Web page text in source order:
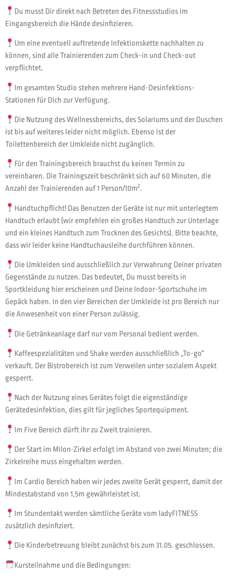
Du musst Dir direkt nach Betreten des Fitnessstudios im
Eingangsbereich die Hände desinfizieren.
Um eine eventuell auftretende Infektionskette nachhalten zu
können, sind alle Trainierenden zum Check-in und Check-out
verpflichtet.
Im gesamten Studio stehen mehrere Hand-Desinfektions-
Stationen für Dich zur Verfügung.
Die Nutzung des Wellnessbereichs, des Solariums und der Duschen
ist bis auf weiteres leider nicht möglich. Ebenso ist der
Toilettenbereich der Umkleide nicht zugänglich.
Für den Trainingsbereich brauchst du keinen Termin zu
vereinbaren. Die Trainingszeit beschränkt sich auf 60 Minuten, die
Anzahl der Trainierenden auf 1 Person/10m2.
Handtuchpflicht! Das Benutzen der Geräte ist nur mit unterlegtem
Handtuch erlaubt (wir empfehlen ein großes Handtuch zur Unterlage
und ein kleines Handtuch zum Trocknen des Gesichts). Bitte beachte,
dass wir leider keine Handtuchausleihe durchführen können.
Die Umkleiden sind ausschließlich zur Verwahrung Deiner privaten
Gegenstände zu nutzen. Das bedeutet, Du musst bereits in
Sportkleidung hier erscheinen und Deine Indoor-Sportschuhe im
Gepäck haben. In den vier Bereichen der Umkleide ist pro Bereich nur
die Anwesenheit von einer Person zulässig.
Die Getränkeanlage darf nur vom Personal bedient werden.
Kaffeespezialitäten und Shake werden ausschließlich „To-go“
verkauft. Der Bistrobereich ist zum Verweilen unter sozialem Aspekt
gesperrt.
Nach der Nutzung eines Gerätes folgt die eigenständige
Gerätedesinfektion, dies gilt für jegliches Sportequipment.
Im Five Bereich dürft ihr zu Zweit trainieren.
Der Start im Milon-Zirkel erfolgt im Abstand von zwei Minuten; die
Zirkelreihe muss eingehalten werden.
Im Cardio Bereich haben wir jedes zweite Gerät gesperrt, damit der
Mindestabstand von 1,5m gewährleistet ist.
Im Stundentakt werden sämtliche Geräte vom ladyFITNESS
zusätzlich desinfiziert.
Die Kinderbetreuung bleibt zunächst bis zum 31.05. geschlossen.
Kursteilnahme und die Bedingungen: